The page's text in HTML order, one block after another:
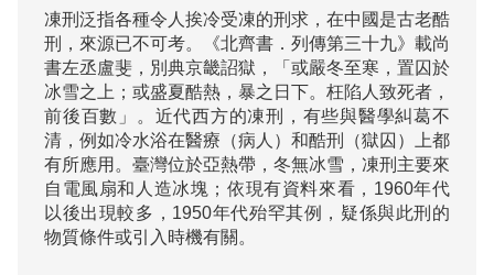
凍刑泛指各種令人挨冷受凍的刑求，在中國是古老酷
刑，來源已不可考。《北齊書．列傳第三十九》載尚
書左丞盧斐，別典京畿詔獄，「或嚴冬至寒，置囚於
冰雪之上；或盛夏酷熱，暴之日下。枉陷人致死者，
前後百數」。近代西方的凍刑，有些與醫學糾葛不
清，例如冷水浴在醫療（病人）和酷刑（獄囚）上都
有所應用。臺灣位於亞熱帶，冬無冰雪，凍刑主要來
自電風扇和人造冰塊；依現有資料來看，1960年代
以後出現較多，1950年代殆罕其例，疑係與此刑的
物質條件或引入時機有關。